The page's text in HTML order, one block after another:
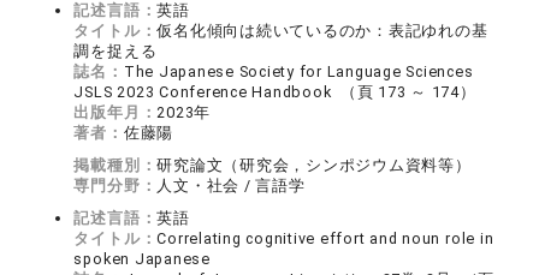
記述言語：英語
タイトル：仮名化傾向は続いているのか：表記ゆれの基
調を捉える
誌名： The Japanese Society for Language Sciences
JSLS 2023 Conference Handbook （頁 173 ～ 174）
出版年月：2023年
著者： 佐藤陽
掲載種別：研究論文（研究会，シンポジウム資料等）
専門分野： 人文・社会 / 言語学
記述言語：英語
タイトル：Correlating cognitive effort and noun role in
spoken Japanese